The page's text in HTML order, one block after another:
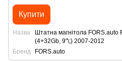
Купити
Назва
Штатна магнітола FORS.auto
(4+32Gb, 9"\;) 2007-2012
Бренд
FORS.auto